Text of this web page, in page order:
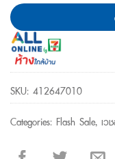
฿ 345.฿
SKU: 412647010
Categories: Flash Sale, เว